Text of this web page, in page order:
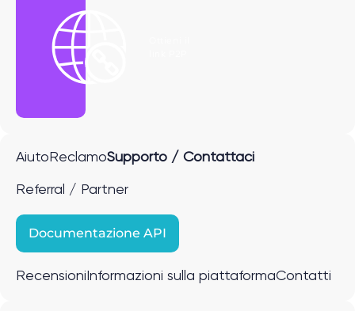
Aiuto ReclamoSupporto / Contattaci
Referral / Partner
Documentazione API
Recensioni Informazioni sulla piattaformaContatti